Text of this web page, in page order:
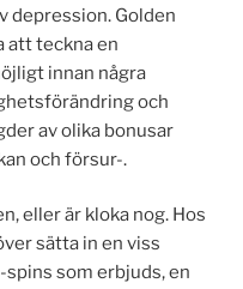
depression. Golden
att teckna en
innan några
och
av olika bonusar
och försur-.
eller är kloka nog. Hos
sätta in en viss
som erbjuds, en